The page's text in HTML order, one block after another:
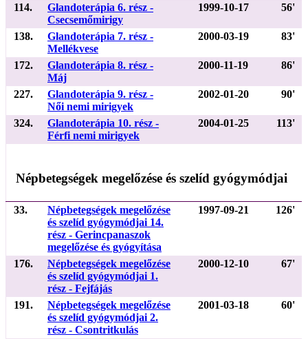
114.
Glandoterápia 6. rész -
Csecsemőmirigy
1999-10-17 56'
138.
Glandoterápia 7. rész -
Mellékvese
2000-03-19 83'
172.
Glandoterápia 8. rész -
Máj
2000-11-19 86'
227.
Glandoterápia 9. rész -
Női nemi mirigyek
2002-01-20 90'
324.
Glandoterápia 10. rész -
Férfi nemi mirigyek
2004-01-25 113'
Népbetegségek megelőzése és szelíd gyógymódjai
33.
Népbetegségek megelőzése
és szelíd gyógymódjai 14.
rész - Gerincpanaszok
megelőzése és gyógyítása
1997-09-21 126'
176.
Népbetegségek megelőzése
és szelíd gyógymódjai 1.
rész - Fejfájás
2000-12-10 67'
191.
Népbetegségek megelőzése
és szelíd gyógymódjai 2.
rész - Csontritkulás
2001-03-18 60'